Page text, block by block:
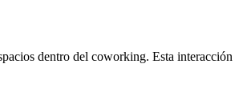
dentro del coworking. Esta interacción